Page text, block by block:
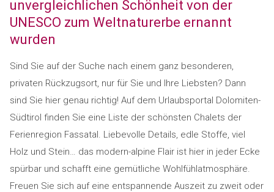
unvergleichlichen Schönheit von der
UNESCO zum Weltnaturerbe ernannt
wurden
Sind Sie auf der Suche nach einem ganz besonderen,
privaten Rückzugsort, nur für Sie und Ihre Liebsten? Dann
sind Sie hier genau richtig! Auf dem Urlaubsportal Dolomiten-
Südtirol finden Sie eine Liste der schönsten Chalets der
Ferienregion Fassatal. Liebevolle Details, edle Stoffe, viel
Holz und Stein… das modern-alpine Flair ist hier in jeder Ecke
spürbar und schafft eine gemütliche Wohlfühlatmosphäre.
Freuen Sie sich auf eine entspannende Auszeit zu zweit oder